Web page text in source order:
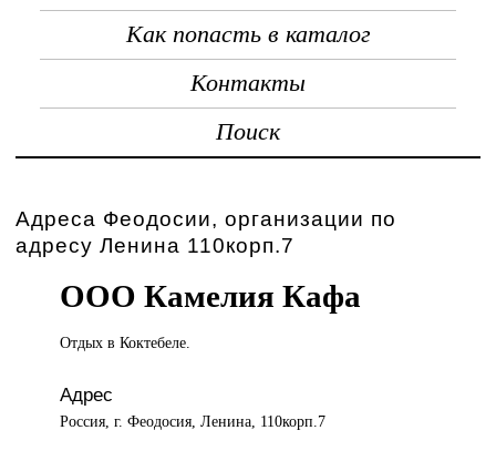
Как попасть в каталог
Контакты
Поиск
Адреса Феодосии, организации по
адресу Ленина 110корп.7
ООО Камелия Кафа
Отдых вКоктебеле.
Адрес
Россия, г. Феодосия, Ленина, 110корп.7